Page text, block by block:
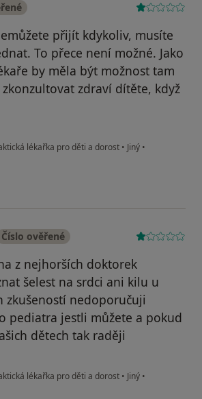
přijít kdykoliv, musíte
To přece není možné. Jako
by měla být možnost tam
zdraví dítěte, když
lékařka pro děti a dorost • Jiný •
Číslo ověřené
z nejhorších doktorek
šelest na srdci ani kilu u
zkušeností nedoporučuji
pediatra jestli můžete a pokud
dětech tak raději
lékařka pro děti a dorost • Jiný •
Kříž